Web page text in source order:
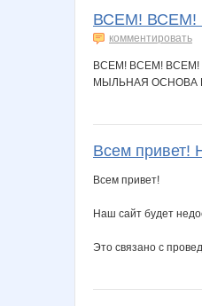
ВСЕМ! ВСЕМ!
комментировать
ВСЕМ! ВСЕМ! ВСЕМ!
МЫЛЬНАЯ ОСНОВА
Всем привет!
Всем привет!
Наш сайт будет
Это связано с